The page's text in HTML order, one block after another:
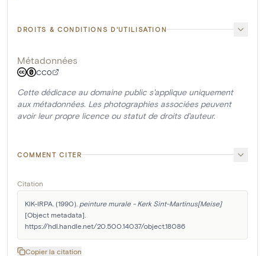
DROITS & CONDITIONS D'UTILISATION
Métadonnées
CC0
Cette dédicace au domaine public s'applique uniquement
aux métadonnées. Les photographies associées peuvent
avoir leur propre licence ou statut de droits d'auteur.
COMMENT CITER
Citation
KIK-IRPA. (1990). peinture murale - Kerk Sint-Martinus[Meise]
[Object metadata].
https://hdl.handle.net/20.500.14037/object.18086
Copier la citation